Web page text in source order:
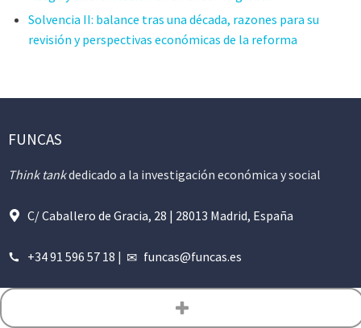
Solvencia II: balance tras una década, razones para su
revisión y perspectivas económicas de la reforma
FUNCAS
Think tankdedicado a la investigación económica y social
C/ Caballero de Gracia, 28 | 28013 Madrid, España
+34 91 596 57 18 | funcas@funcas.es